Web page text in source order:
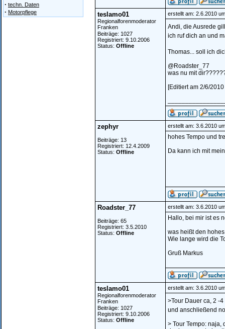
· techn. Daten
· Motorpflege teslamo01
Regionalforenmoderator
Franken
Beiträge: 1027
Registriert: 9.10.2006
Status: Offline
erstellt am: 2.6.2010
Andi, die Ausrede
ich ruf dich an und
Thomas... soll ich
@Roadster_77
was nu mit
[Editiert am 2/6/
zephyr
Beiträge: 13
Registriert: 12.4.2009
Status: Offline
erstellt am: 3.6.2010
hohes Tempo und
Da kann ich mit
Roadster_77
Beiträge: 65
Registriert: 3.5.2010
Status: Offline
erstellt am: 3.6.2010
Hallo, bei mir ist es
was heißt den
Wie lange wird die
Gruß Markus
teslamo01
Regionalforenmoderator
Franken
Beiträge: 1027
Registriert: 9.10.2006
Status: Offline
erstellt am: 3.6.2010
>Tour Dauer ca, 2 -
und anschließend
> Tour Tempo: naja,